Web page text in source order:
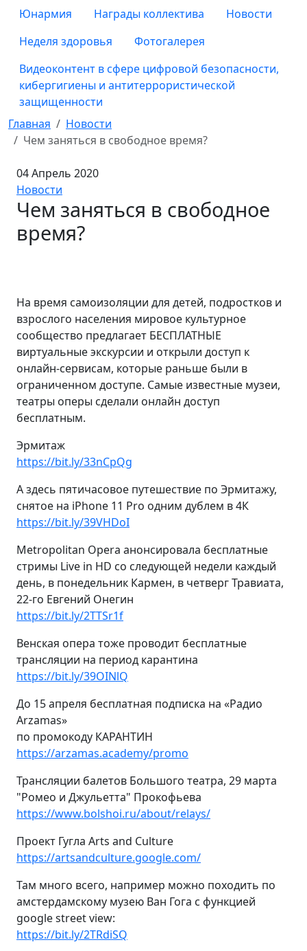
Юнармия
Награды коллектива
Новости
Неделя здоровья
Фотогалерея
Видеоконтент в сфере цифровой безопасности,
кибергигиены и антитеррористической
защищенности
Главная
Новости
Чем заняться в свободное время?
04 Апрель 2020
Новости
Чем заняться в свободное
время?
На время самоизоляции для детей, подростков и
взрослого населения мировое культурное
сообщество предлагает БЕСПЛАТНЫЕ
виртуальные экскурсии и открыли доступ к
онлайн-сервисам, которые раньше были в
ограниченном доступе. Самые известные музеи,
театры оперы сделали онлайн доступ
бесплатным.
Эрмитаж
https://bit.ly/33nCpQg
А здесь пятичасовое путешествие по Эрмитажу,
снятое на iPhone 11 Pro одним дублем в 4К
https://bit.ly/39VHDoI
Metropolitan Opera анонсировала бесплатные
стримы Live in HD со следующей недели каждый
день, в понедельник Кармен, в четверг Травиата,
22-го Евгений Онегин
https://bit.ly/2TTSr1f
Венская опера тоже проводит бесплатные
трансляции на период карантина
https://bit.ly/39OINlQ
До 15 апреля бесплатная подписка на «Радио
Arzamas»
по промокоду КАРАНТИН
https://arzamas.academy/promo
Трансляции балетов Большого театра, 29 марта
"Ромео и Джульетта" Прокофьева
https://www.bolshoi.ru/about/relays/
Проект Гугла Arts and Culture
https://artsandculture.google.com/
Там много всего, например можно походить по
амстердамскому музею Ван Гога с функцией
google street view:
https://bit.ly/2TRdiSQ